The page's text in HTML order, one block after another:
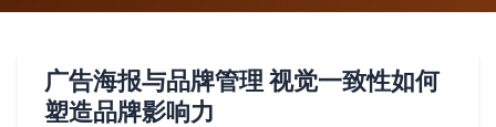
广告海报与品牌管理 视觉一致性如何
塑造品牌影响力